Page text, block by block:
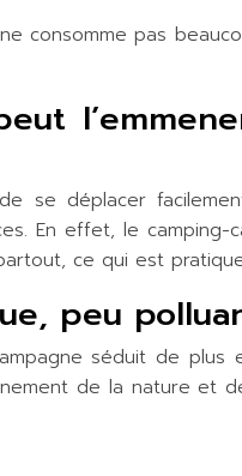
consomme pas
se déplacer
En effet, le
ce qui est
peu
séduit de
de la nature et